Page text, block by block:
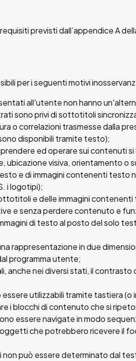
previsti dall’appendice A
per i seguenti motivi
all'utente non hanno
sono privi di sottotitoli
o correlazioni trasmesse dalla
disponibili tramite testo);
ed operare sui contenuti
ubicazione visiva, orientamento o
e di immagini contenenti testo
i logotipi);
e delle immagini
e senza perdere contenuto e
di testo al posto del solo
rappresentazione in due
programma utente;
anche nei diversi stati, il
utilizzabili tramite tastiera
i blocchi di contenuto che si
essere navigate in modo
che potrebbero ricevere il
può essere determinato dal